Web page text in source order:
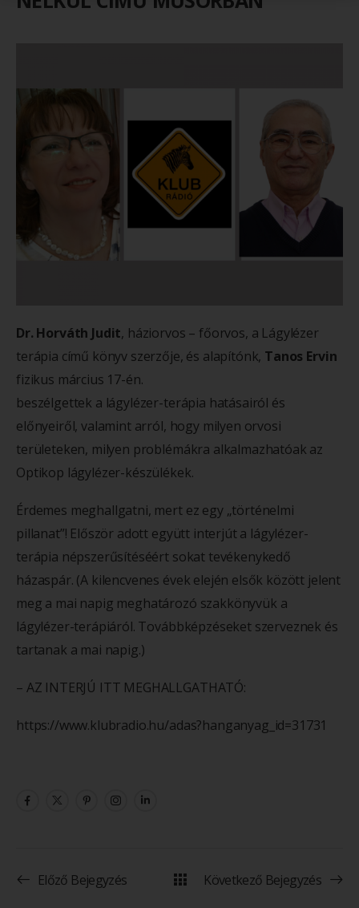
Dr. Horváth Judit, háziorvos – főorvos, a Lágylézer
terápia című könyv szerzője, és alapítónk, Tanos Ervin
fizikus március 17-én.
beszélgettek a lágylézer-terápia hatásairól és
előnyeiről, valamint arról, hogy milyen orvosi
területeken, milyen problémákra alkalmazhatóak az
Optikop lágylézer-készülékek.
Érdemes meghallgatni, mert ez egy „történelmi
pillanat”! Először adott együtt interjút a lágylézer-
terápia népszerűsítéséért sokat tevékenykedő
házaspár. (A kilencvenes évek elején elsők között jelent
meg a mai napig meghatározó szakkönyvük a
lágylézer-terápiáról. Továbbképzéseket szerveznek és
tartanak a mai napig.)
– AZ INTERJÚ ITT MEGHALLGATHATÓ:
https://www.klubradio.hu/adas?hanganyag_id=31731
Előző Bejegyzés Következő Bejegyzés